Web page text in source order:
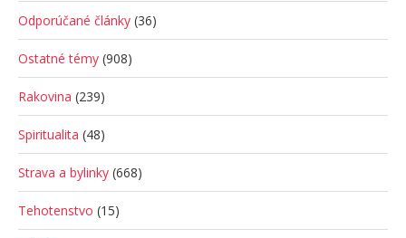
Odporúčané články (36)
Ostatné témy (908)
Rakovina (239)
Spiritualita (48)
Strava a bylinky (668)
Tehotenstvo (15)